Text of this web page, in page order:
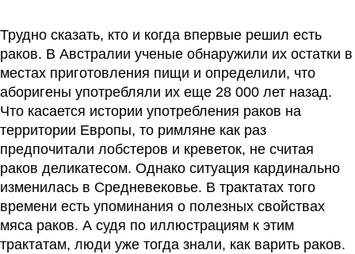
Трудно сказать, кто и когда впервые решил есть
раков. В Австралии ученые обнаружили их остатки в
местах приготовления пищи и определили, что
аборигены употребляли их еще 28 000 лет назад.
Что касается истории употребления раков на
территории Европы, то римляне как раз
предпочитали лобстеров и креветок, не считая
раков деликатесом. Однако ситуация кардинально
изменилась в Средневековье. В трактатах того
времени есть упоминания о полезных свойствах
мяса раков. А судя по иллюстрациям к этим
трактатам, люди уже тогда знали, как варить раков.